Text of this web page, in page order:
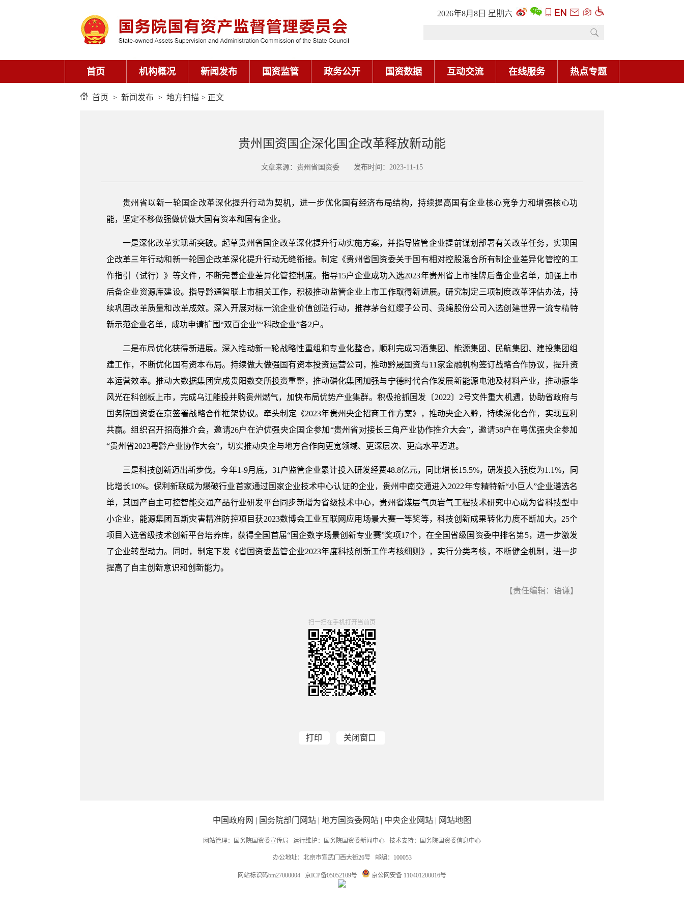
2026年8月8日 星期六
首页 机构概况 新闻发布 国资监管 政务公开 国资数据 互动交流 在线服务 热点专题
首页 > 新闻发布 > 地方扫描 > 正文
贵州国资国企深化国企改革释放新动能
文章来源：贵州省国资委 发布时间：2023-11-15
贵州省以新一轮国企改革深化提升行动为契机，进一步优化国有经济布局结构，持续提高国有企业核心竞争力和增强核心功
能，坚定不移做强做优做大国有资本和国有企业。
一是深化改革实现新突破。起草贵州省国企改革深化提升行动实施方案，并指导监管企业提前谋划部署有关改革任务，实现国
企改革三年行动和新一轮国企改革深化提升行动无缝衔接。制定《贵州省国资委关于国有相对控股混合所有制企业差异化管控的工
作指引（试行）》等文件，不断完善企业差异化管控制度。指导15户企业成功入选2023年贵州省上市挂牌后备企业名单，加强上市
后备企业资源库建设。指导黔通智联上市相关工作，积极推动监管企业上市工作取得新进展。研究制定三项制度改革评估办法，持
续巩固改革质量和改革成效。深入开展对标一流企业价值创造行动，推荐茅台红缨子公司、贵绳股份公司入选创建世界一流专精特
新示范企业名单，成功申请扩围“双百企业”“科改企业”各2户。
二是布局优化获得新进展。深入推动新一轮战略性重组和专业化整合，顺利完成习酒集团、能源集团、民航集团、建投集团组
建工作，不断优化国有资本布局。持续做大做强国有资本投资运营公司，推动黔晟国资与11家金融机构签订战略合作协议，提升资
本运营效率。推动大数据集团完成贵阳数交所投资重整，推动磷化集团加强与宁德时代合作发展新能源电池及材料产业，推动振华
风光在科创板上市，完成乌江能投并购贵州燃气，加快布局优势产业集群。积极抢抓国发〔2022〕2号文件重大机遇，协助省政府与
国务院国资委在京签署战略合作框架协议。牵头制定《2023年贵州央企招商工作方案》，推动央企入黔，持续深化合作，实现互利
共赢。组织召开招商推介会，邀请26户在沪优强央企国企参加“贵州省对接长三角产业协作推介大会”，邀请58户在粤优强央企参加
“贵州省2023粤黔产业协作大会”，切实推动央企与地方合作向更宽领域、更深层次、更高水平迈进。
三是科技创新迈出新步伐。今年1-9月底，31户监管企业累计投入研发经费48.8亿元，同比增长15.5%，研发投入强度为1.1%，同
比增长10%。保利新联成为爆破行业首家通过国家企业技术中心认证的企业，贵州中南交通进入2022年专精特新“小巨人”企业遴选名
单，其国产自主可控智能交通产品行业研发平台同步新增为省级技术中心，贵州省煤层气页岩气工程技术研究中心成为省科技型中
小企业，能源集团瓦斯灾害精准防控项目获2023数博会工业互联网应用场景大赛一等奖等，科技创新成果转化力度不断加大。25个
项目入选省级技术创新平台培养库，获得全国首届“国企数字场景创新专业赛”奖项17个，在全国省级国资委中排名第5，进一步激发
了企业转型动力。同时，制定下发《省国资委监管企业2023年度科技创新工作考核细则》，实行分类考核，不断健全机制，进一步
提高了自主创新意识和创新能力。
【责任编辑：语谦】
扫一扫在手机打开当前页
打印 关闭窗口